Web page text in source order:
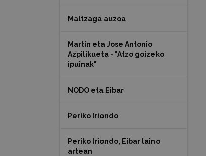
Maltzaga auzoa
Martin eta Jose Antonio
Azpilikueta - "Atzo goizeko
ipuinak"
NODO eta Eibar
Periko Iriondo
Periko Iriondo, Eibar laino
artean